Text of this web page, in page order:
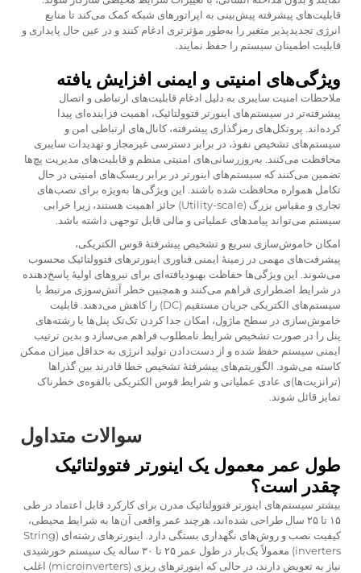
قابلیت‌های پیشرفته پیش‌بینی به اپراتورهای شبکه کمک می‌کند تا منابع
انرژی تجدیدپذیر متغیر را به‌طور مؤثرتری ادغام کنند و در عین حال پایداری و
قابلیت اطمینان سیستم را حفظ نمایند.
ویژگی‌های امنیتی و ایمنی افزایش یافته
ملاحظات امنیت سایبری به دلیل ادغام قابلیت‌های ارتباطی و اتصال
پیشرفته‌تر در سیستم‌های اینورتر فتوولتائیک، اهمیت فزاینده‌ای پیدا
کرده‌اند. پروتکل‌های رمزگذاری پیشرفته، کانال‌های ارتباطی امن و
سیستم‌های تشخیص نفوذ، در برابر دسترسی غیرمجاز و تهدیدات سایبری
محافظت می‌کنند. به‌روزرسانی‌های امنیتی منظم و قابلیت‌های مدیریت پچ‌ها
تضمین می‌کنند که سیستم‌های اینورتر در برابر ریسک‌های امنیتی در حال
تکامل همواره محافظت شده باشند. این ویژگی‌ها به‌ویژه برای نصب‌های
تجاری و مقیاس بزرگ (Utility-scale) حائز اهمیت هستند، زیرا خرابی
سیستم می‌تواند پیامدهای عملیاتی و مالی قابل توجهی داشته باشد.
امکان خاموش‌سازی سریع و تشخیص پیشرفتهٔ قوس الکتریکی،
پیشرفت‌های مهمی در زمینهٔ ایمنی فناوری اینورترهای فتوولتائیک محسوب
می‌شوند. این ویژگی‌ها حفاظت بهبودیافته‌ای برای نیروهای اولیهٔ پاسخ‌دهنده
در شرایط اضطراری فراهم می‌کنند و همچنین خطر آتش‌سوزی مرتبط با
سیستم‌های الکتریکی جریان مستقیم (DC) را کاهش می‌دهند. قابلیت
خاموش‌سازی در سطح ماژول، امکان جدا کردن تک‌تک پنل‌ها یا رشته‌های
پنل را در صورت تشخیص شرایط نامطلوب فراهم می‌سازد و بدین ترتیب
ایمنی سیستم حفظ شده و از دست‌دادن تولید انرژی به حداقل میزان ممکن
کاسته می‌شود. الگوریتم‌های پیشرفتهٔ تشخیص خطا قادرند بین گذراها
(ترانزیت‌ها)ی عادی عملیاتی و شرایط قوس الکتریکی بالقوه‌ی خطرناک
تمایز قائل شوند.
سوالات متداول
طول عمر معمول یک اینورتر فتوولتائیک
چقدر است؟
بیشتر سیستم‌های اینورتر فتوولتائیک مدرن برای کارکرد قابل اعتماد در طی
۱۵ تا ۲۵ سال طراحی شده‌اند، هرچند عمر واقعی آن‌ها به شرایط محیطی،
کیفیت نصب و روش‌های نگهداری بستگی دارد. اینورترهای رشته‌ای (String
inverters) معمولاً یک‌بار در طول عمر ۲۵ تا ۳۰ ساله یک سیستم خورشیدی
نیاز به تعویض دارند، در حالی که اینورترهای ریزی (microinverters) اغلب